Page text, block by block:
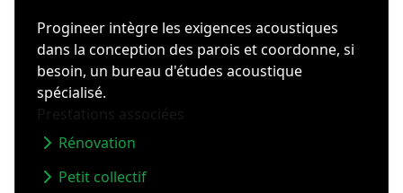
Progineer intègre les exigences acoustiques
dans la conception des parois et coordonne, si
besoin, un bureau d'études acoustique
spécialisé.
Rénovation
Petit collectif